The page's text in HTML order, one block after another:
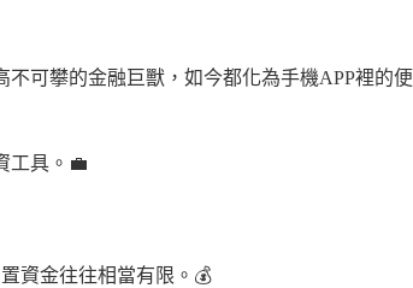
可攀的金融巨獸，如今都化為手機APP裡的便
工具。💼
資金往往相當有限。💰